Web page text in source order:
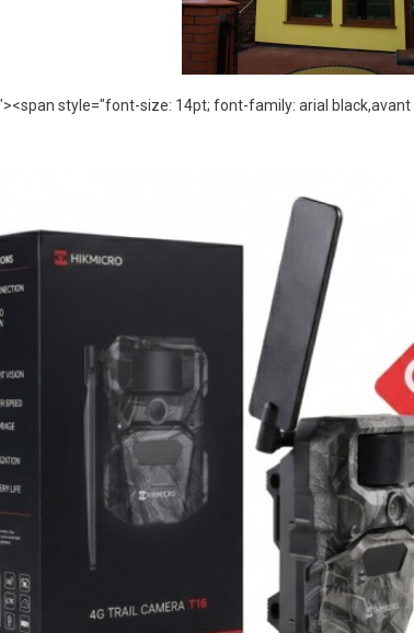
style="font-size: 14pt; font-family: arial black,avant